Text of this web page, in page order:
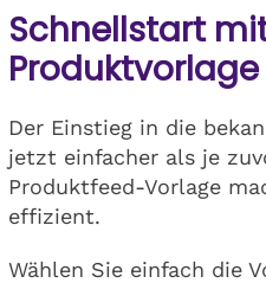
Schnellstart
Produktvorlage
Der Einstieg in die
jetzt einfacher als je
Produktfeed-Vorlage
effizient.
Wählen Sie einfach die